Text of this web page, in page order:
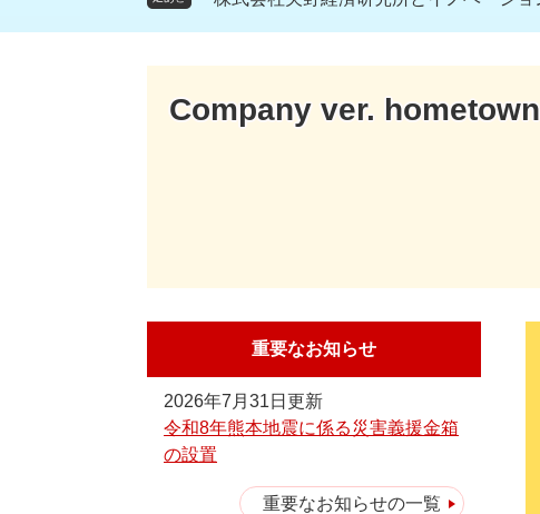
文
Company ver.
重要なお知らせ
2026年7月31日更新
令和8年熊本地震に係る災害義援金箱
の設置
重要なお知らせの一覧